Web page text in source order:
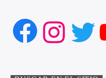
Facebook